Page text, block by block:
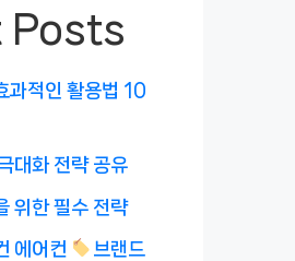
Posts
과적인 활용법 10
대화 전략 공유
위한 필수 전략
에어컨
브랜드